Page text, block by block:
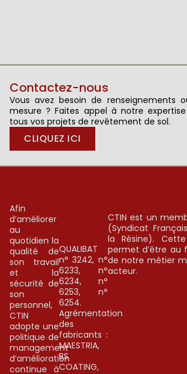
Afin
d’améliorer
au
quotidien la
qualité de
son travail
et la
sécurité de
son
personnel,
CTIN
adopte une
politique de
management
d’amélioration
continue à
QUALIBAT
n° 3242, n°
6233, n°
6234, n°
6253, n°
6254.
Agrémentation
des
fabricants :
MAESTRIA,
BS
COATING,
CTIN est un
(Syndicat
la Résine).
permet d’être au
de notre métier
acteur.
Contactez-nous
Vous avez besoin de renseignements
mesure ? Faites appel à notre
tous vos projets de revêtement de sol.
CLIQUEZ ICI